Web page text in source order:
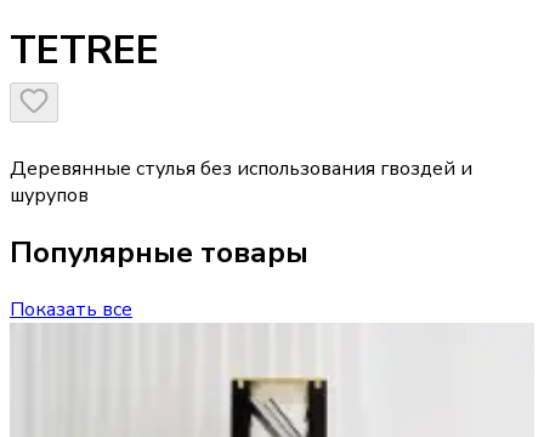
TETREE
Деревянные стулья без использования гвоздей и
шурупов
Популярные товары
Показать все